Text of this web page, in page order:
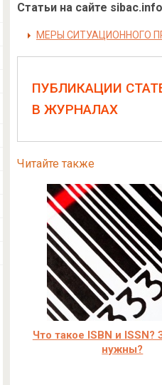
Статьи на сайте sibac.info
МЕРЫ СИТУАЦИОННОГО
ПУБЛИКАЦИИ
В ЖУРНАЛАХ
Читайте также
Что такое ISBN и ISSN?
нужны?